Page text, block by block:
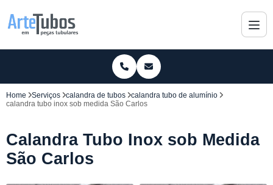
Home Serviços calandra de tubos
calandra tubo de alumínio
calandra tubo inox sob medida São Carlos
Calandra Tubo Inox sob Medida
São Carlos